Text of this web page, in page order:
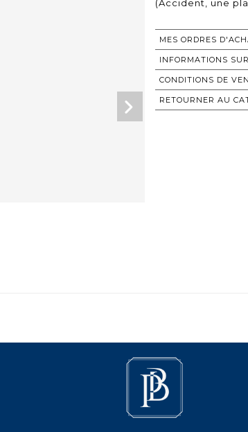
MES ORDRES
INFORMATIONS
CONDITIONS DE
RETOURNER AU